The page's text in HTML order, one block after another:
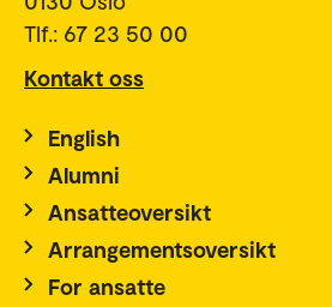
Tlf.: 67 23 50 00
Kontakt oss
English
Alumni
Ansatteoversikt
Arrangementsoversikt
For ansatte